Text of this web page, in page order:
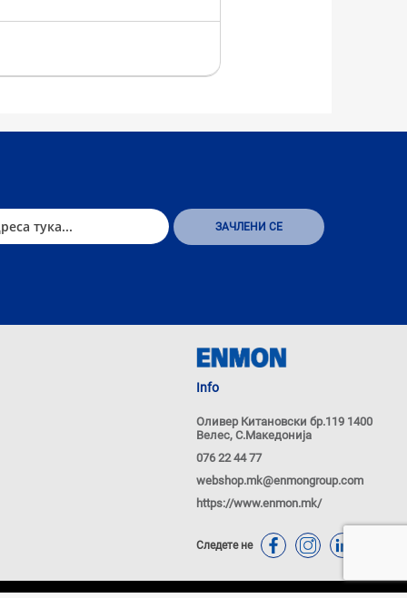
Info
Оливер Китановски бр.119 1400
Велес, С.Македонија
076 22 44 77
webshop.mk@enmongroup.com
https://www.enmon.mk/
Следете не